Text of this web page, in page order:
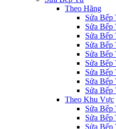
Theo Hãng
Sửa Bếp
Sửa
Sửa Bếp
Sửa Bếp
Sửa
Sửa Bếp
Sửa Bếp
Sửa Bếp
Sửa Bếp
Theo Khu Vực
Sửa
Sửa
Sửa